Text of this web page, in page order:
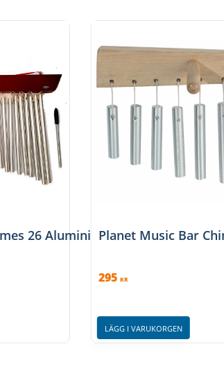
26 Aluminium – Silver
Planet Music Bar
295 KR
LÄGG I VARUKORGEN